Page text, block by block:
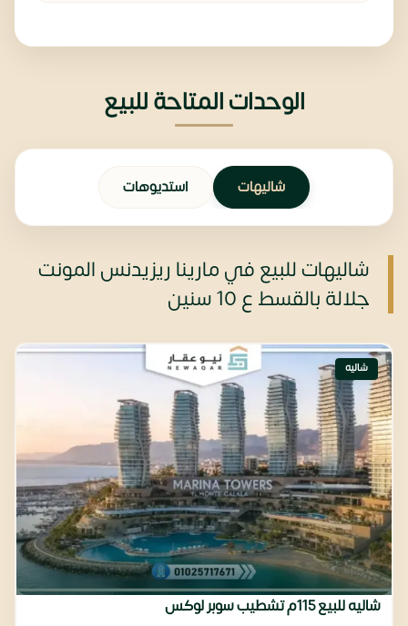
الوحدات المتاحة للبيع
شاليهات استديوهات
شاليهات للبيع في مارينا ريزيدنس المونت
جلالة بالقسط ع 10 سنين
شاليه
شاليه للبيع 115م تشطيب سوبر لوكس